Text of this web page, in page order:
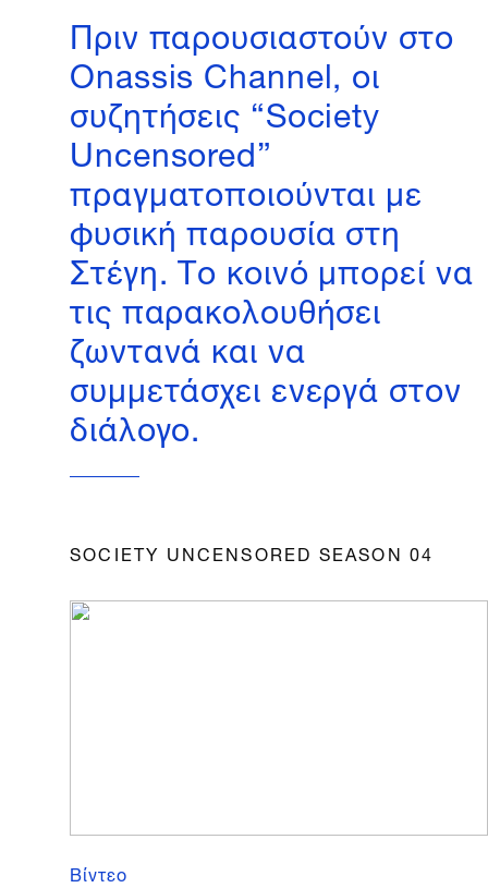
Πριν παρουσιαστούν στο
Onassis Channel, oι
συζητήσεις “Society
Uncensored”
πραγματοποιούνται με
φυσική παρουσία στη
Στέγη. Tο κοινό μπορεί να
τις παρακολουθήσει
ζωντανά και να
συμμετάσχει ενεργά στον
διάλογο.
SOCIETY UNCENSORED SEASON 04
Βίντεο